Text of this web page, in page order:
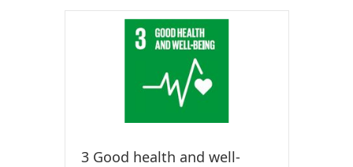
3 Good health and well-